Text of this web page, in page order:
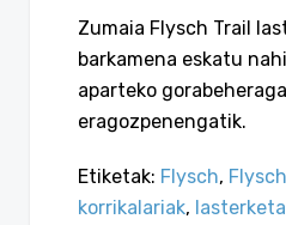
Zumaia Flysch Trail
barkamena eskatu
aparteko
eragozpenengatik.
Etiketak: Flysch,
korrikalariak, lasterketa